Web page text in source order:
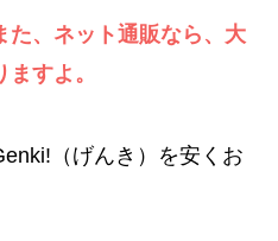
た、ネット通販なら、大
すよ。
（げんき）を安くお